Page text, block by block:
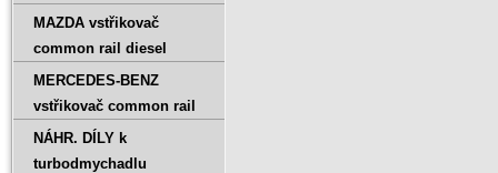
MAZDA vstřikovač
common rail diesel
MERCEDES-BENZ
vstřikovač common rail
NÁHR. DÍLY k
turbodmychadlu